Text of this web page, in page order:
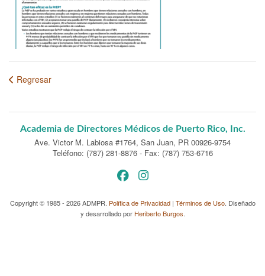
Regresar
Academia de Directores Médicos de Puerto Rico, Inc.
Ave. Victor M. Labiosa #1764, San Juan, PR 00926-9754
Teléfono: (787) 281-8876 - Fax: (787) 753-6716
Copyright © 1985 - 2026 ADMPR. Política de Privacidad| Términos de Uso. Diseñado
y desarrollado por Heriberto Burgos.